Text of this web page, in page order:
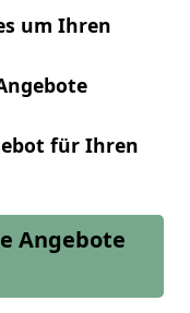
um Ihren
für Ihren
Angebote